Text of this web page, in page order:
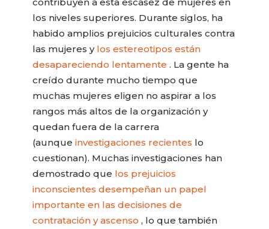
los niveles superiores. Durante siglos, ha
habido amplios prejuicios culturales contra
las mujeres y los estereotipos están
desapareciendo lentamente . La gente ha
creído durante mucho tiempo que
muchas mujeres eligen no aspirar a los
rangos más altos de la organización y
quedan fuera de la carrera
(aunqueinvestigaciones recientes lo
cuestionan). Muchas investigaciones han
demostrado que los prejuicios
inconscientes desempeñan un papel
importante en las decisiones de
contratación y ascenso , lo que también